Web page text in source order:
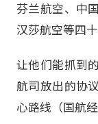
芬兰航空、中
汉莎航空等四
让他们能抓到
航司放出的协
心路线（国航经